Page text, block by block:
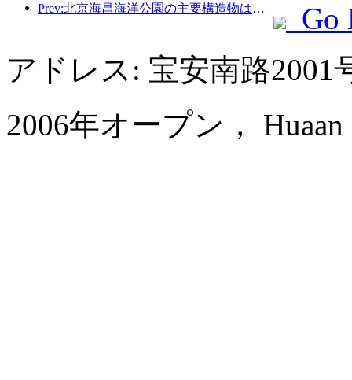
Prev:北京海昌海洋公園の主要構造物は、年内に上棟する予定であり、2027年の完成・開業が見込まれています。
Go
アドレス: 宝安南路2001
2006年オープン， Huaan